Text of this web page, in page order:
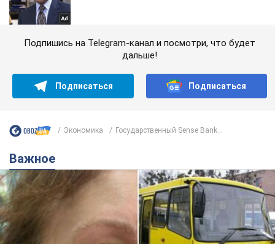
Подпишись на Telegram-канал и посмотри, что будет
дальше!
Подписаться Подписаться
Экономика Государственный Sense Bank...
Важное